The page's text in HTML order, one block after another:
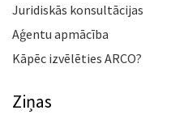
Juridiskās konsultācijas
Aģentu apmācība
Kāpēc izvēlēties ARCO?
Ziņas